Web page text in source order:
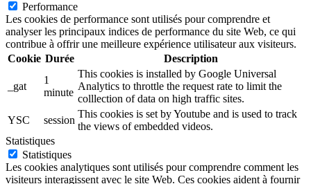
Performance
Les cookies de performance sont utilisés pour comprendre et
analyser les principaux indices de performance du site Web, ce qui
contribue à offrir une meilleure expérience utilisateur aux visiteurs.
Cookie Durée Description
_gat
1
minute
This cookies is installed by Google Universal
Analytics to throttle the request rate to limit the
colllection of data on high traffic sites.
YSC
session
This cookies is set by Youtube and is used to track
the views of embedded videos.
Statistiques
Statistiques
Les cookies analytiques sont utilisés pour comprendre comment les
visiteurs interagissent avec le site Web. Ces cookies aident à fournir